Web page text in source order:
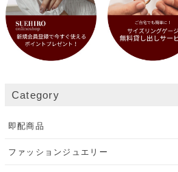
Category
即配商品
ファッションジュエリー